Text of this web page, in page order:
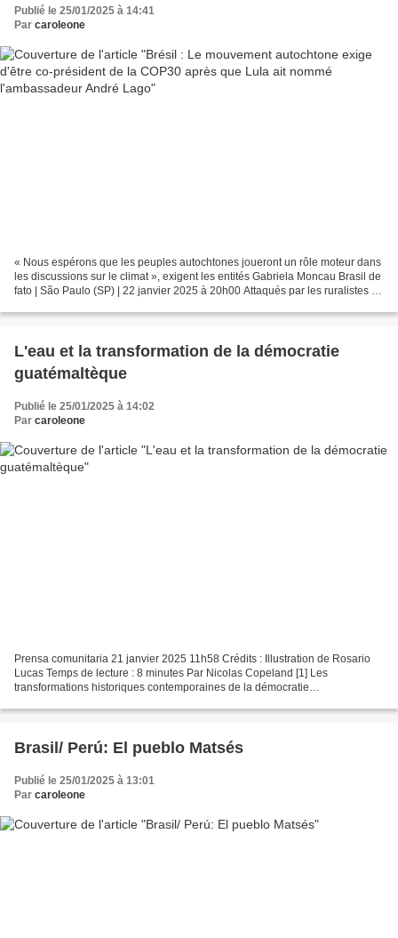
Publié le 25/01/2025 à 14:41
Par caroleone
« Nous espérons que les peuples autochtones joueront un rôle moteur dans
les discussions sur le climat », exigent les entités Gabriela Moncau Brasil de
fato | São Paulo (SP) | 22 janvier 2025 à 20h00 Attaqués par les ruralistes et
L'eau et la transformation de la démocratie
guatémaltèque
Publié le 25/01/2025 à 14:02
Par caroleone
Prensa comunitaria 21 janvier 2025 11h58 Crédits : Illustration de Rosario
Lucas Temps de lecture : 8 minutes Par Nicolas Copeland [1] Les
transformations historiques contemporaines de la démocratie
Brasil/ Perú: El pueblo Matsés
Publié le 25/01/2025 à 13:01
Par caroleone